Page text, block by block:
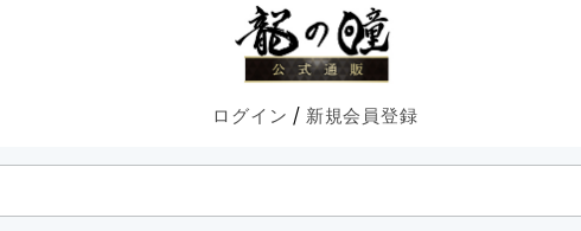
ログイン / 新規会員登録